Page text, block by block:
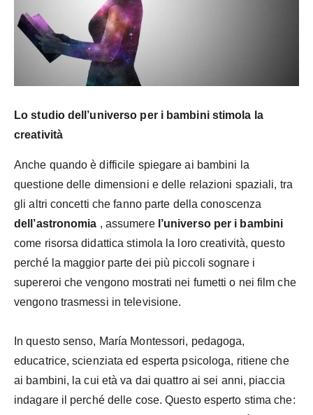
Lo studio dell’universo per i bambini stimola la
creatività
Anche quando è difficile spiegare ai bambini la
questione delle dimensioni e delle relazioni spaziali, tra
gli altri concetti che fanno parte della conoscenza
dell’astronomia , assumere l’universo per i bambini
come risorsa didattica stimola la loro creatività, questo
perché la maggior parte dei più piccoli sognare i
supereroi che vengono mostrati nei fumetti o nei film che
vengono trasmessi in televisione.
In questo senso, María Montessori, pedagoga,
educatrice, scienziata ed esperta psicologa, ritiene che
ai bambini, la cui età va dai quattro ai sei anni, piaccia
indagare il perché delle cose. Questo esperto stima che: